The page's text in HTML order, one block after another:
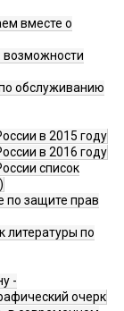
вместе о
возможности
обслуживанию
в 2015 году
в 2016 году
список
по защите прав
литературы по
-
очерк